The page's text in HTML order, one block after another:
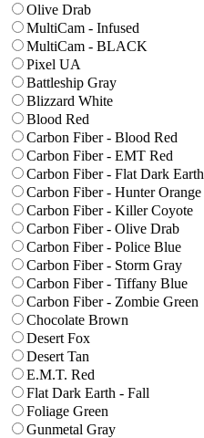
Olive Drab
MultiCam - Infused
MultiCam - BLACK
Pixel UA
Battleship Gray
Blizzard White
Blood Red
Carbon Fiber - Blood Red
Carbon Fiber - EMT Red
Carbon Fiber - Flat Dark Earth
Carbon Fiber - Hunter Orange
Carbon Fiber - Killer Coyote
Carbon Fiber - Olive Drab
Carbon Fiber - Police Blue
Carbon Fiber - Storm Gray
Carbon Fiber - Tiffany Blue
Carbon Fiber - Zombie Green
Chocolate Brown
Desert Fox
Desert Tan
E.M.T. Red
Flat Dark Earth - Fall
Foliage Green
Gunmetal Gray